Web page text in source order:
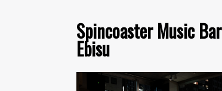
Spincoaster Music Bar
Ebisu